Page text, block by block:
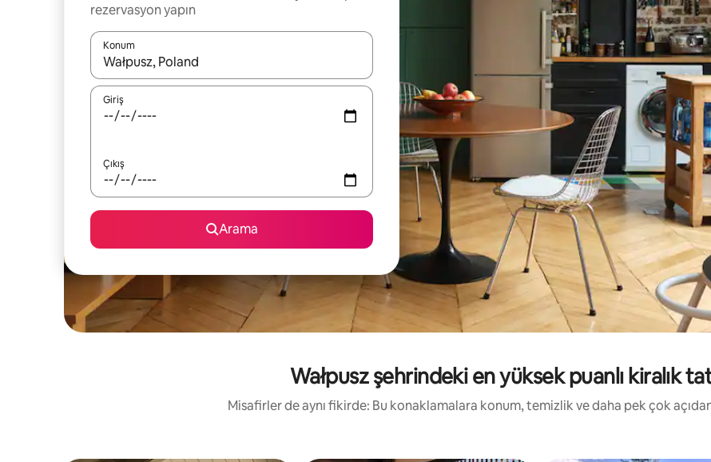
rezervasyon yapın
Konum
Sonuçlar kullanılabilir olduğunda yukarı ve aşağı oklarıyla gezinin veya dokunarak ya da kaydırma hareketleriyle
Giriş
Çıkış
Arama
Wałpusz şehrindeki en yüksek puanlı kiralık
Misafirler de aynı fikirde: Bu konaklamalara konum, temizlik ve daha pek çok